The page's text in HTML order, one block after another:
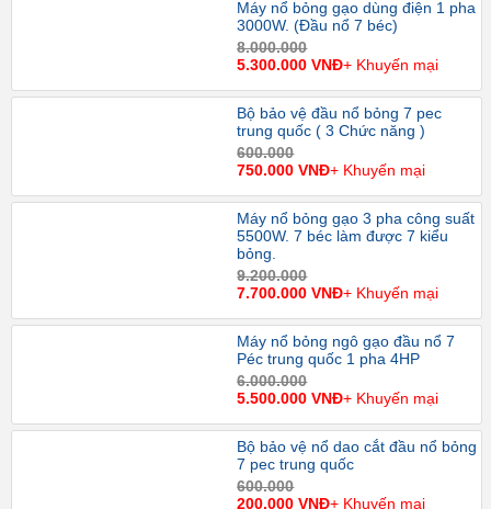
Máy nổ bỏng gạo dùng điện 1 pha
3000W. (Đầu nổ 7 béc)
8.000.000
5.300.000 VNĐ+ Khuyến mại
Bộ bảo vệ đầu nổ bỏng 7 pec
trung quốc ( 3 Chức năng )
600.000
750.000 VNĐ+ Khuyến mại
Máy nổ bỏng gạo 3 pha công suất
5500W. 7 béc làm được 7 kiểu
bỏng.
9.200.000
7.700.000 VNĐ+ Khuyến mại
Máy nổ bỏng ngô gạo đầu nổ 7
Péc trung quốc 1 pha 4HP
6.000.000
5.500.000 VNĐ+ Khuyến mại
Bộ bảo vệ nổ dao cắt đầu nổ bỏng
7 pec trung quốc
600.000
200.000 VNĐ+ Khuyến mại